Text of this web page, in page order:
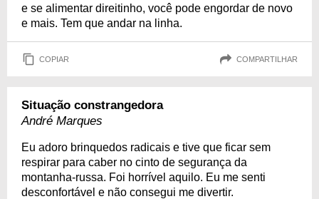
e se alimentar direitinho, você pode engordar de novo
e mais. Tem que andar na linha.
COPIAR COMPARTILHAR
Situação constrangedora
André Marques
Eu adoro brinquedos radicais e tive que ficar sem
respirar para caber no cinto de segurança da
montanha-russa. Foi horrível aquilo. Eu me senti
desconfortável e não consegui me divertir.